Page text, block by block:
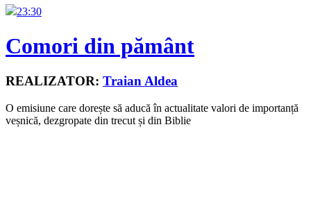
23:30
Comori din pământ
REALIZATOR: Traian Aldea
O emisiune care dorește să aducă în actualitate valori de importanță
veșnică, dezgropate din trecut și din Biblie